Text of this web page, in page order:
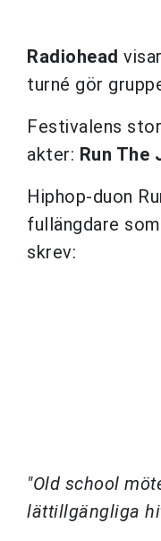
Radiohead
turné gör
Festivalens
akter: Run The
Hiphop-duon
fullängdare
skrev:
"Old school
lättillgängliga